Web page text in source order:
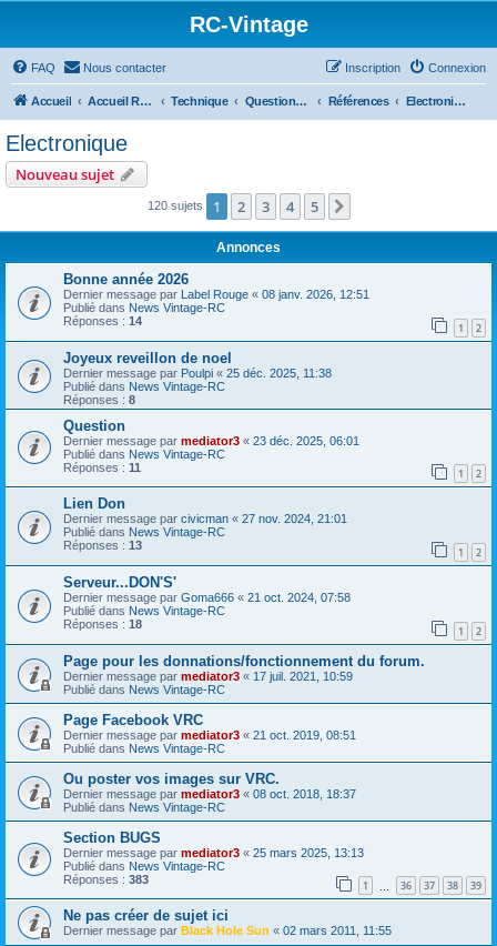
RC-Vintage
FAQ Nous contacter Connexion
Inscription
Accueil Accueil RC-Vintage Technique Questions techniques Références Electronique
Electronique
Nouveau sujet
120 sujets 1 2 3 4 5
Annonces
Bonne année 2026
Dernier message par Label Rouge « 08 janv. 2026, 12:51
Publié dans News Vintage-RC
Réponses : 14 1 2
Joyeux reveillon de noel
Dernier message par Poulpi « 25 déc. 2025, 11:38
Publié dans News Vintage-RC
Réponses : 8
Question
Dernier message par mediator3 « 23 déc. 2025, 06:01
Publié dans News Vintage-RC
Réponses : 11 1 2
Lien Don
Dernier message par civicman « 27 nov. 2024, 21:01
Publié dans News Vintage-RC
Réponses : 13 1 2
Serveur...DON'S'
Dernier message par Goma666 « 21 oct. 2024, 07:58
Publié dans News Vintage-RC
Réponses : 18 1 2
Page pour les donnations/fonctionnement du forum.
Dernier message par mediator3 « 17 juil. 2021, 10:59
Publié dans News Vintage-RC
Page Facebook VRC
Dernier message par mediator3 « 21 oct. 2019, 08:51
Publié dans News Vintage-RC
Ou poster vos images sur VRC.
Dernier message par mediator3 « 08 oct. 2018, 18:37
Publié dans News Vintage-RC
Section BUGS
Dernier message par mediator3 « 25 mars 2025, 13:13
Publié dans News Vintage-RC
Réponses : 383 1 36 37 38 39
Ne pas créer de sujet ici
Dernier message par Black Hole Sun « 02 mars 2011, 11:55